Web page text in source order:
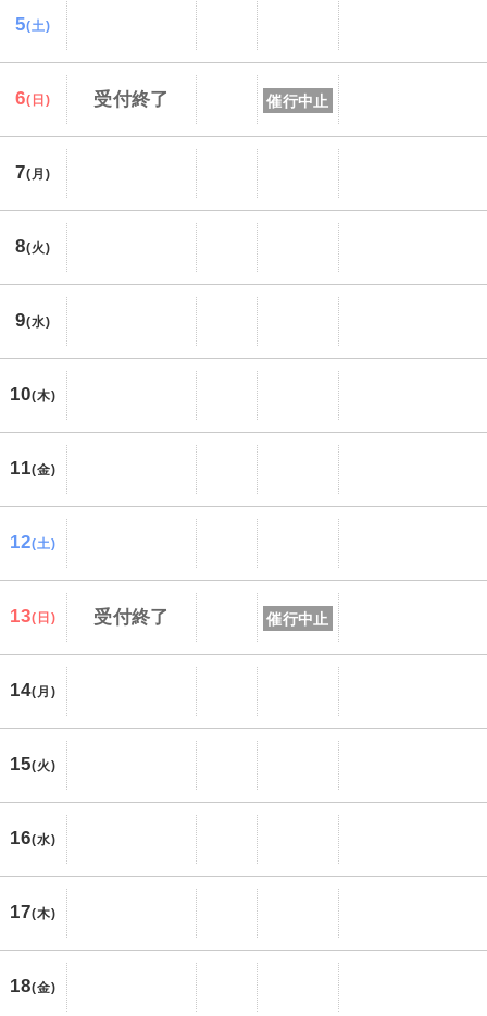
5(土)
6(日) 受付終了 催行中止
7(月)
8(火)
9(水)
10(木)
11(金)
12(土)
13(日) 受付終了 催行中止
14(月)
15(火)
16(水)
17(木)
18(金)